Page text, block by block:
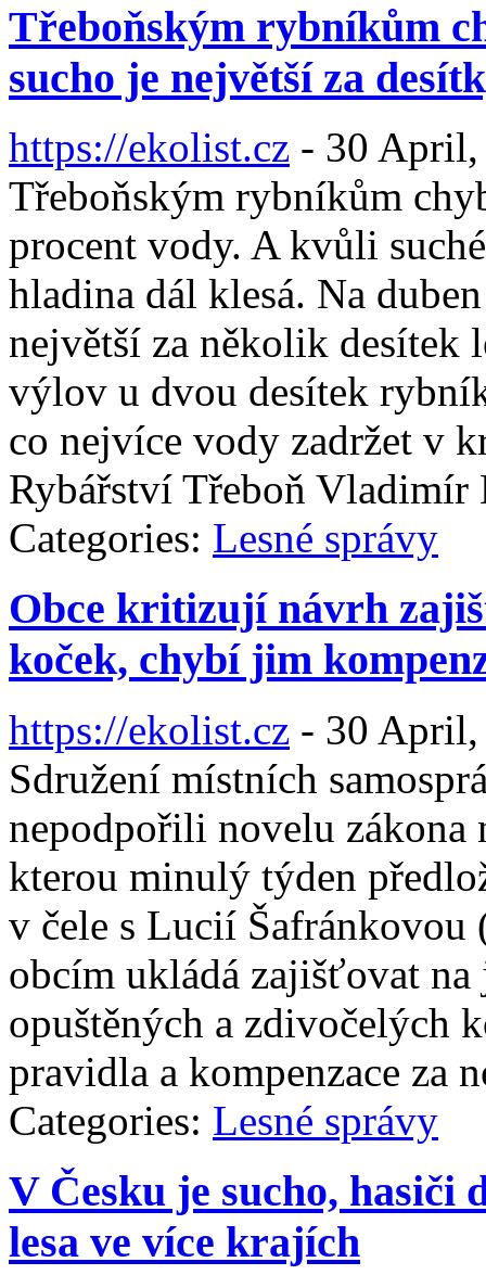
Třeboňským rybníkům
sucho je největší za
https://ekolist.cz - 30 April,
Třeboňským rybníkům
procent vody. A kvůli
hladina dál klesá. Na
největší za několik desítek
výlov u dvou desítek
co nejvíce vody zadržet v
Rybářství Třeboň Vladimír
Categories: Lesné správy
Obce kritizují návrh
koček, chybí jim
https://ekolist.cz - 30 April,
Sdružení místních
nepodpořili novelu
kterou minulý týden
v čele s Lucií Šafránkovou
obcím ukládá zajišťovat na
opuštěných a zdivočelých
pravidla a kompenzace za
Categories: Lesné správy
V Česku je sucho, hasiči
lesa ve více krajích